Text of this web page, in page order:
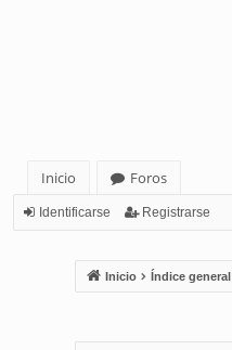
Inicio
Foros
Identificarse Registrarse
Inicio Índice general